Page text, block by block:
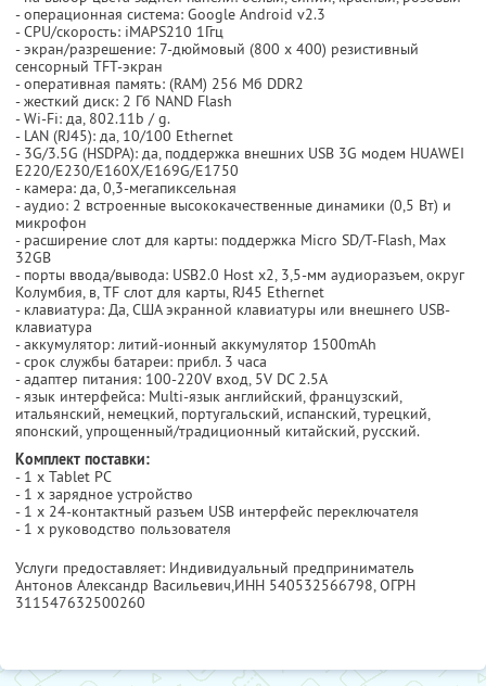
- операционная система: Google Android v2.3
- CPU/скорость: iMAPS210 1Ггц
- экран/разрешение: 7-дюймовый (800 х 400) резистивный
сенсорный TFT-экран
- оперативная память: (RAM) 256 Мб DDR2
- жесткий диск: 2 Гб NAND Flash
- Wi-Fi: да, 802.11b / g.
- LAN (RJ45): да, 10/100 Ethernet
- 3G/3.5G (HSDPA): да, поддержка внешних USB 3G модем HUAWEI
E220/E230/E160X/E169G/E1750
- камера: да, 0,3-мегапиксельная
- аудио: 2 встроенные высококачественные динамики (0,5 Вт) и
микрофон
- расширение слот для карты: поддержка Micro SD/T-Flash, Max
32GB
- порты ввода/вывода: USB2.0 Host x2, 3,5-мм аудиоразъем, округ
Колумбия, в, TF слот для карты, RJ45 Ethernet
- клавиатура: Да, США экранной клавиатуры или внешнего USB-
клавиатура
- аккумулятор: литий-ионный аккумулятор 1500mAh
- срок службы батареи: прибл. 3 часа
- адаптер питания: 100-220V вход, 5V DC 2.5A
- язык интерфейса: Multi-язык английский, французский,
итальянский, немецкий, португальский, испанский, турецкий,
японский, упрощенный/традиционный китайский, русский.
Комплект поставки:
- 1 х Tablet PC
- 1 х зарядное устройство
- 1 х 24-контактный разъем USB интерфейс переключателя
- 1 х руководство пользователя
Услуги предоставляет: Индивидуальный предприниматель
Антонов Александр Васильевич,ИНН 540532566798, ОГРН
311547632500260